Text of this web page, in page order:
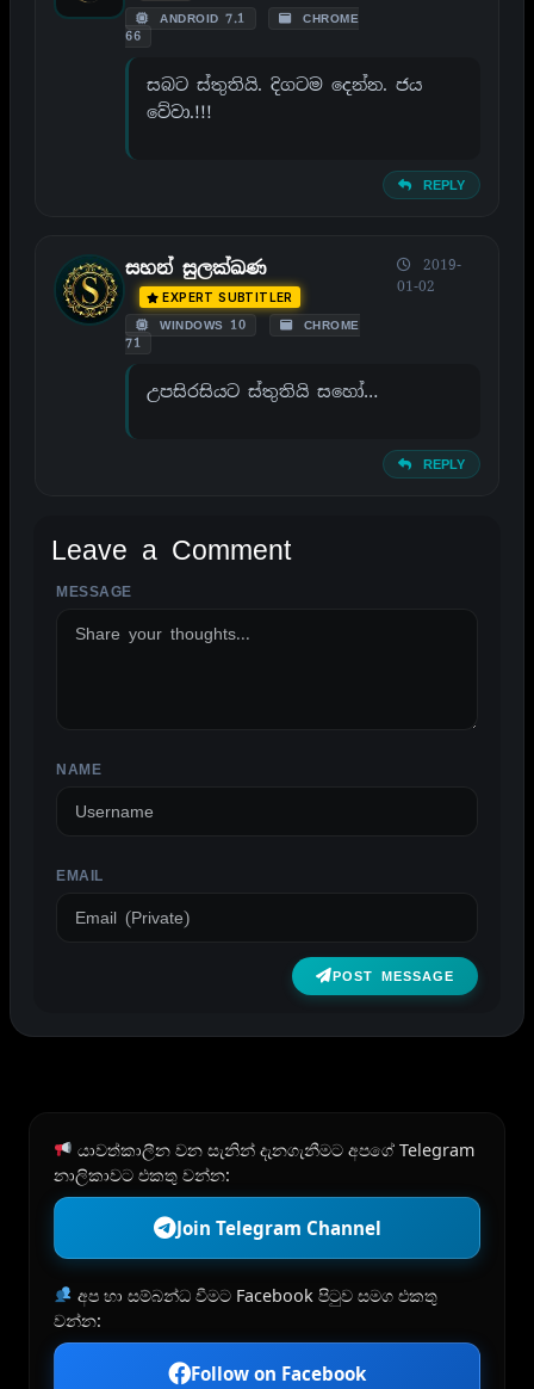
ANDROID 7.1
CHROME
66
සබට ස්තුතියි. දිගටම දෙන්න. ජය
වේවා.!!!
REPLY
සහන් සුලක්ඛණ
EXPERT SUBTITLER
WINDOWS 10
CHROME
71
2019-
01-02
උපසිරසියට ස්තුතියි සහෝ…
REPLY
Leave a Comment
MESSAGE
NAME
EMAIL
POST MESSAGE
ALTERNATIVE:
යාවත්කාලීන වන සැනින් දැනගැනීමට අපගේ Telegram
නාලිකාවට එකතු වන්න:
Join Telegram Channel
අප හා සම්බන්ධ වීමට Facebook පිටුව සමග එකතු
වන්න:
Follow on Facebook